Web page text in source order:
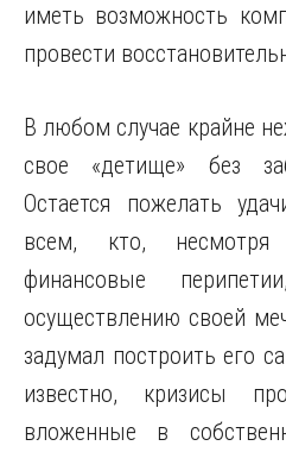
иметь возможность
провести
В любом случае крайне
свое «детище» без
Остается пожелать
всем, кто,
финансовые
осуществлению своей
задумал построить его
известно, кризисы
вложенные в